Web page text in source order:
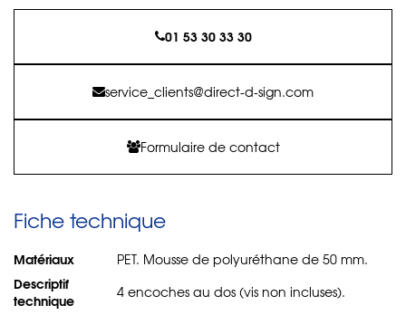
01 53 30 33 30
service_clients@direct-d-sign.com
Formulaire de contact
Fiche technique
Matériaux PET. Mousse de polyuréthane de 50 mm.
Descriptif
technique
4 encoches au dos (vis non incluses).